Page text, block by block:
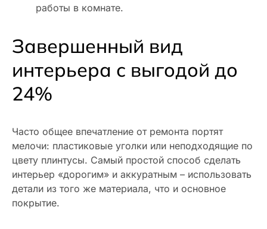
работы в комнате.
Завершенный вид
интерьера с выгодой до
24%
Часто общее впечатление от ремонта портят
мелочи: пластиковые уголки или неподходящие по
цвету плинтусы. Самый простой способ сделать
интерьер «дорогим» и аккуратным – использовать
детали из того же материала, что и основное
покрытие.